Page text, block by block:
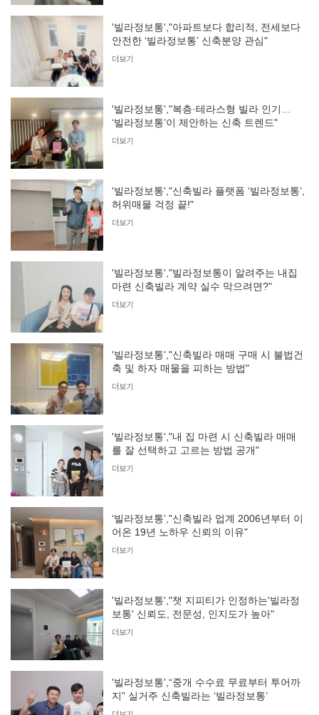
'빌라정보통',"아파트보다 합리적, 전세보다
안전한 ‘빌라정보통’ 신축분양 관심"
더보기
'빌라정보통',"복층·테라스형 빌라 인기…
‘빌라정보통’이 제안하는 신축 트렌드"
더보기
'빌라정보통',"신축빌라 플랫폼 ‘빌라정보통’,
허위매물 걱정 끝!"
더보기
'빌라정보통',"빌라정보통이 알려주는 내집
마련 신축빌라 계약 실수 막으려면?"
더보기
'빌라정보통',"신축빌라 매매 구매 시 불법건
축 및 하자 매물을 피하는 방법"
더보기
'빌라정보통',"내 집 마련 시 신축빌라 매매
를 잘 선택하고 고르는 방법 공개"
더보기
‘빌라정보통’,"신축빌라 업계 2006년부터 이
어온 19년 노하우 신뢰의 이유"
더보기
'빌라정보통',"챗 지피티가 인정하는'빌라정
보통' 신뢰도, 전문성, 인지도가 높아"
더보기
'빌라정보통',“중개 수수료 무료부터 투어까
지” 실거주 신축빌라는 ‘빌라정보통’